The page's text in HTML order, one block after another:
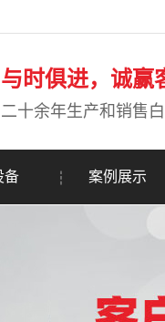
与时俱进，诚赢
二十余年生产和销售
备 案例展示